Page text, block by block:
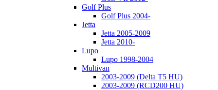
Golf Plus
Golf Plus 2004-
Jetta
Jetta 2005-2009
Jetta 2010-
Lupo
Lupo 1998-2004
Multivan
2003-2009 (Delta T5 HU)
2003-2009 (RCD200 HU)